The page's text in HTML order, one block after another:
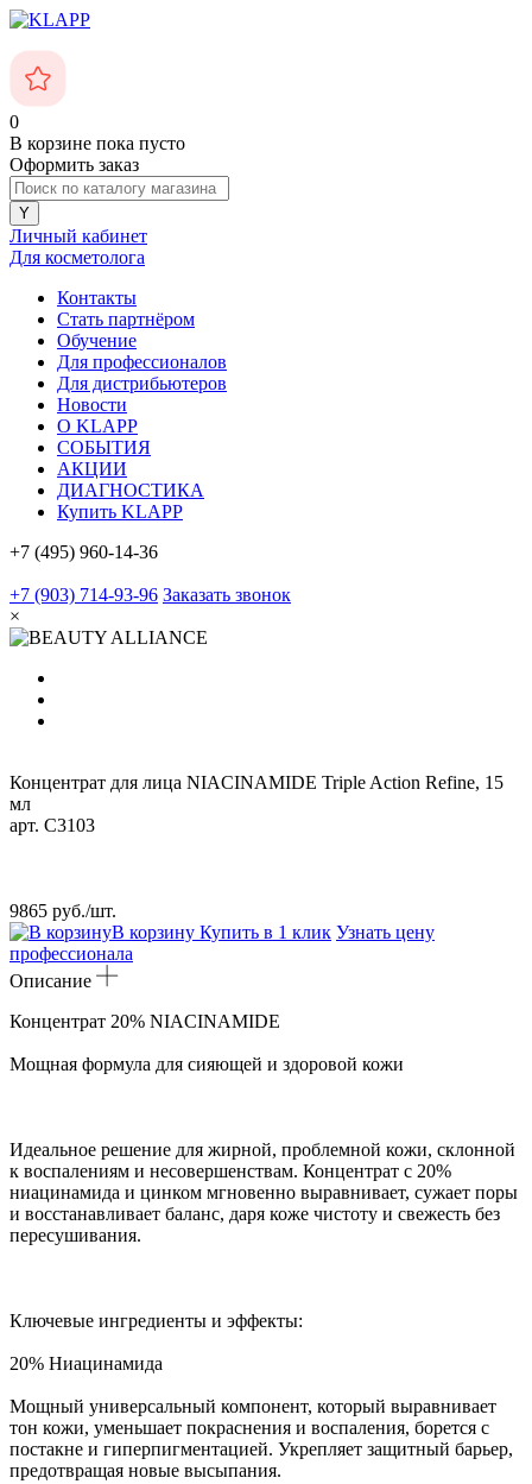
0
В корзине пока пусто
Оформить заказ
Личный кабинет
Для косметолога
Контакты
Стать партнёром
Обучение
Для профессионалов
Для дистрибьютеров
Новости
О KLAPP
СОБЫТИЯ
АКЦИИ
ДИАГНОСТИКА
Купить KLAPP
+7 (495) 960-14-36
+7 (903) 714-93-96 Заказать звонок
×
Концентрат для лица NIACINAMIDE Triple Action Refine, 15
мл
арт. C3103
9865 руб./шт.
В корзину Купить в 1 клик Узнать цену
профессионала
Описание
Концентрат 20% NIACINAMIDE
Мощная формула для сияющей и здоровой кожи
Идеальное решение для жирной, проблемной кожи, склонной
к воспалениям и несовершенствам. Концентрат с 20%
ниацинамида и цинком мгновенно выравнивает, сужает поры
и восстанавливает баланс, даря коже чистоту и свежесть без
пересушивания.
Ключевые ингредиенты и эффекты:
20% Ниацинамида
Мощный универсальный компонент, который выравнивает
тон кожи, уменьшает покраснения и воспаления, борется с
постакне и гиперпигментацией. Укрепляет защитный барьер,
предотвращая новые высыпания.